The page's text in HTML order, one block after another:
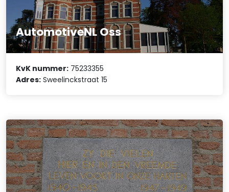
AutomotiveNL Oss
KvK nummer: 75233355
Adres: Sweelinckstraat 15